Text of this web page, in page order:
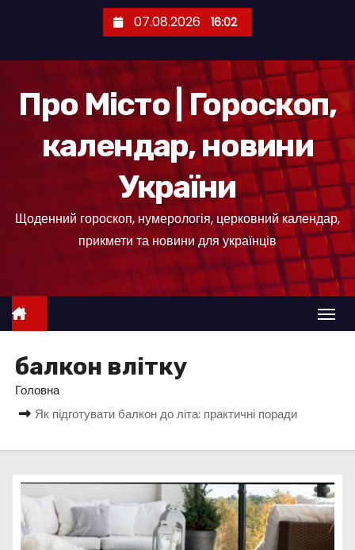
е
07.08.2026 16:02
Про Місто | Гороскоп,
календар, новини
України
Щоденний гороскоп, нумерологія, церковний календар,
прикмети та новини для українців
балкон влітку
Головна
Як підготувати балкон до літа: практичні поради